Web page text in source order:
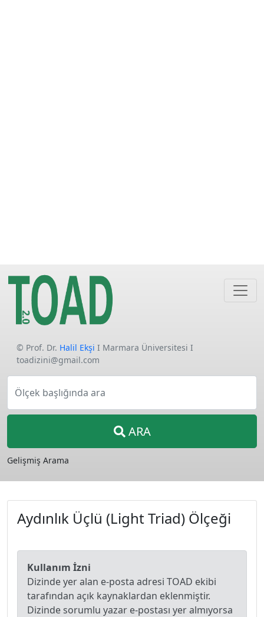
© Prof. Dr. Halil Ekşi I Marmara Üniversitesi I
toadizini@gmail.com
Ölçek başlığında ara
ARA
Gelişmiş Arama
Aydınlık Üçlü (Light Triad) Ölçeği
Kullanım İzni
Dizinde yer alan e-posta adresi TOAD ekibi
tarafından açık kaynaklardan eklenmiştir.
Dizinde sorumlu yazar e-postası yer almıyorsa